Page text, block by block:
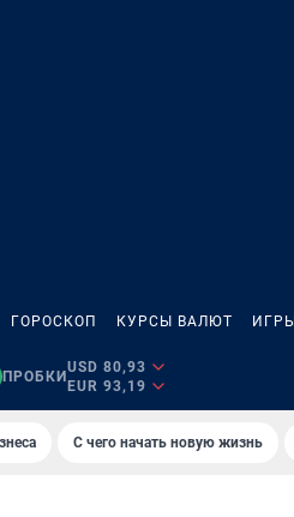
ГОРОСКОП КУРСЫ ВАЛЮТ ИГРЫ
ПРОБКИ
USD 80,93
EUR 93,19
С чего начать новую жизнь